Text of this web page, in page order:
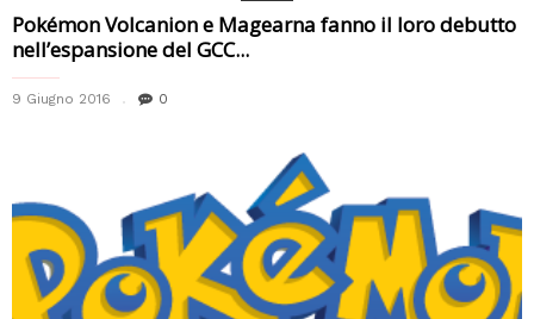
Pokémon Volcanion e Magearna fanno il loro debutto
nell’espansione del GCC...
9 Giugno 2016 0